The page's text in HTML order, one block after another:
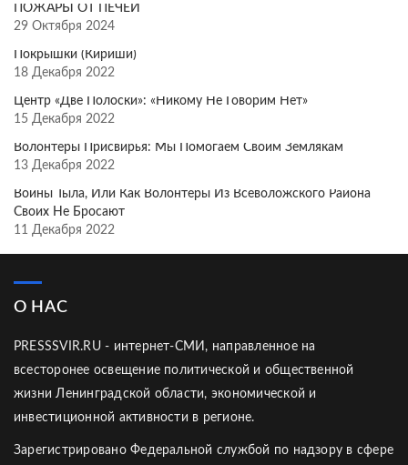
ПОЖАРЫ ОТ ПЕЧЕЙ
29 Октября 2024
Покрышки (Кириши)
18 Декабря 2022
Центр «Две Полоски»: «Никому Не Говорим Нет»
15 Декабря 2022
Волонтёры Присвирья: Мы Помогаем Своим Землякам
13 Декабря 2022
Воины Тыла, Или Как Волонтёры Из Всеволожского Района
Своих Не Бросают
11 Декабря 2022
О НАС
PRESSSVIR.RU - интернет-СМИ, направленное на
всесторонее освещение политической и общественной
жизни Ленинградской области, экономической и
инвестиционной активности в регионе.
Зарегистрировано Федеральной службой по надзору в сфере